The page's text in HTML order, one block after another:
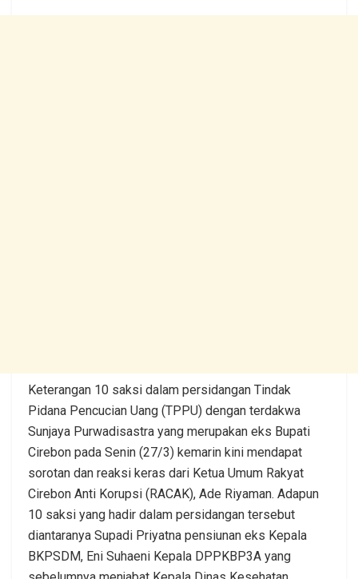
Keterangan 10 saksi dalam persidangan Tindak
Pidana Pencucian Uang (TPPU) dengan terdakwa
Sunjaya Purwadisastra yang merupakan eks Bupati
Cirebon pada Senin (27/3) kemarin kini mendapat
sorotan dan reaksi keras dari Ketua Umum Rakyat
Cirebon Anti Korupsi (RACAK), Ade Riyaman. Adapun
10 saksi yang hadir dalam persidangan tersebut
diantaranya Supadi Priyatna pensiunan eks Kepala
BKPSDM, Eni Suhaeni Kepala DPPKBP3A yang